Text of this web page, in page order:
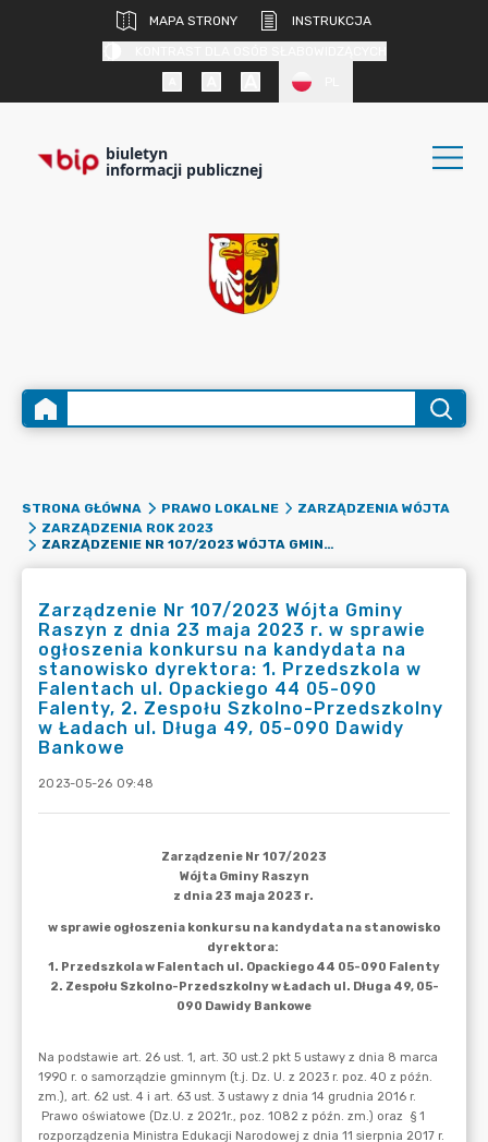
MAPA STRONY
INSTRUKCJA
biuletyn
informacji publicznej
STRONA GŁÓWNA PRAWO LOKALNE
ZARZĄDZENIA WÓJTA
ZARZĄDZENIA ROK 2023
ZARZĄDZENIE NR 107/2023 WÓJTA GMINY RASZYN Z DNIA 23 MAJA 2023 R. W SPRAWIE OGŁOSZENIA KONKURSU NA KANDYDATA NA STANOWISKO DYREKTORA: 1. PRZEDSZKOLA W FALENTACH UL. OPACKIEGO 44 05-090 FALENTY, 2. ZESPOŁU SZKOLNO-PRZEDSZKOLNY W ŁADACH UL. DŁUGA 49, 05-090 DAWIDY BANKOWE
Zarządzenie Nr 107/2023 Wójta Gminy
Raszyn z dnia 23 maja 2023 r. w sprawie
ogłoszenia konkursu na kandydata na
stanowisko dyrektora: 1. Przedszkola w
Falentach ul. Opackiego 44 05-090
Falenty, 2. Zespołu Szkolno-Przedszkolny
w Ładach ul. Długa 49, 05-090 Dawidy
Bankowe
2023-05-26 09:48